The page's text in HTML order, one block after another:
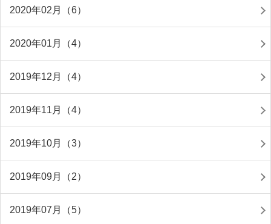
2020年02月（6）
2020年01月（4）
2019年12月（4）
2019年11月（4）
2019年10月（3）
2019年09月（2）
2019年07月（5）